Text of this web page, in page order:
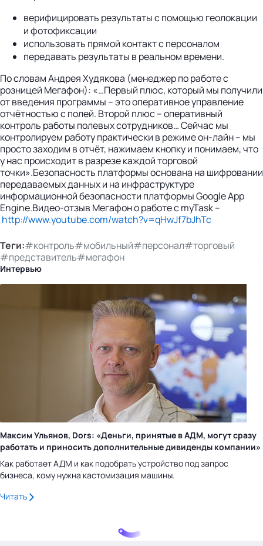
верифицировать результаты с помощью геолокации
и фотофиксации
использовать прямой контакт с персоналом
передавать результаты в реальном времени.
По словам Андрея Худякова (менеджер по работе с
розницей Мегафон): «…Первый плюс, который мы получили
от введения программы – это оперативное управление
отчётностью с полей. Второй плюс – оперативный
контроль работы полевых сотрудников… Сейчас мы
контролируем работу практически в режиме он-лайн – мы
просто заходим в отчёт, нажимаем кнопку и понимаем, что
у нас происходит в разрезе каждой торговой
точки».Безопасность платформы основана на шифровании
передаваемых данных и на инфраструктуре
информационной безопасности платформы Google App
Engine.Видео-отзыв Мегафон о работе с myTask –
http://www.youtube.com/watch?v=qHwJf7bJhTc
Теги:#контроль#мобильный#персонал#торговый
#представитель#мегафон
Интервью
Максим Ульянов, Dors: «Деньги, принятые в АДМ, могут сразу
работать и приносить дополнительные дивиденды компании»
Как работает АДМ и как подобрать устройство под запрос
бизнеса, кому нужна кастомизация машины.
Читать